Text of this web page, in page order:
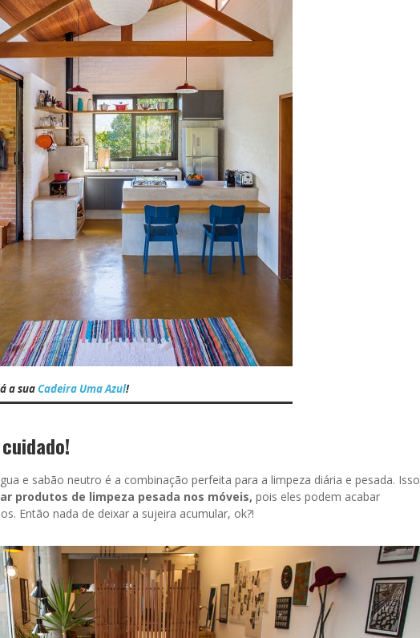
a suaCadeira Uma Azul!
e sabão neutro é a combinação perfeita para a limpeza diária e pesada. Isso
produtos de limpeza pesada nos móveis, pois eles podem acabar
Então nada de deixar a sujeira acumular, ok?!